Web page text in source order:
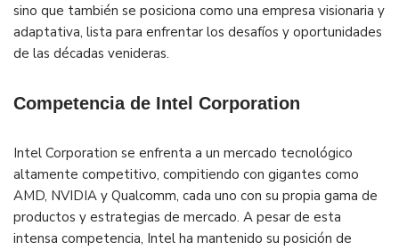
sino que también se posiciona como una empresa visionaria y
adaptativa, lista para enfrentar los desafíos y oportunidades
de las décadas venideras.
Competencia de Intel Corporation
Intel Corporation se enfrenta a un mercado tecnológico
altamente competitivo, compitiendo con gigantes como
AMD, NVIDIA y Qualcomm, cada uno con su propia gama de
productos y estrategias de mercado. A pesar de esta
intensa competencia, Intel ha mantenido su posición de